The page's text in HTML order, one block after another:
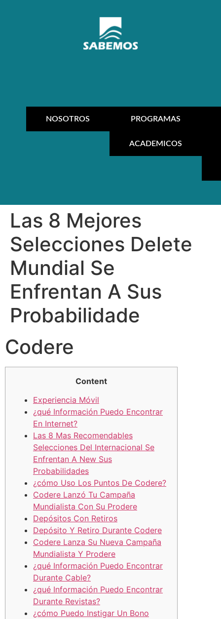
NOSOTROS PROGRAMAS
ACADEMICOS
Las 8 Mejores
Selecciones Delete
Mundial Se
Enfrentan A Sus
Probabilidade
Codere
Content
Experiencia Móvil
¿qué Información Puedo Encontrar
En Internet?
Las 8 Mas Recomendables
Selecciones Del Internacional Se
Enfrentan A New Sus
Probabilidades
¿cómo Uso Los Puntos De Codere?
Codere Lanzó Tu Campaña
Mundialista Con Su Prodere
Depósitos Con Retiros
Depósito Y Retiro Durante Codere
Codere Lanza Su Nueva Campaña
Mundialista Y Prodere
¿qué Información Puedo Encontrar
Durante Cable?
¿qué Información Puedo Encontrar
Durante Revistas?
¿cómo Puedo Instigar Un Bono